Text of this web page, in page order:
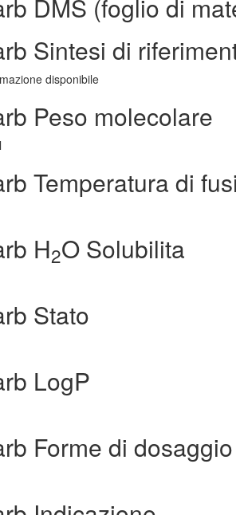
DMS (foglio di
Sintesi di
disponibile
Peso molecolare
Temperatura di
H2O Solubilita
Stato
LogP
Forme di dosaggio